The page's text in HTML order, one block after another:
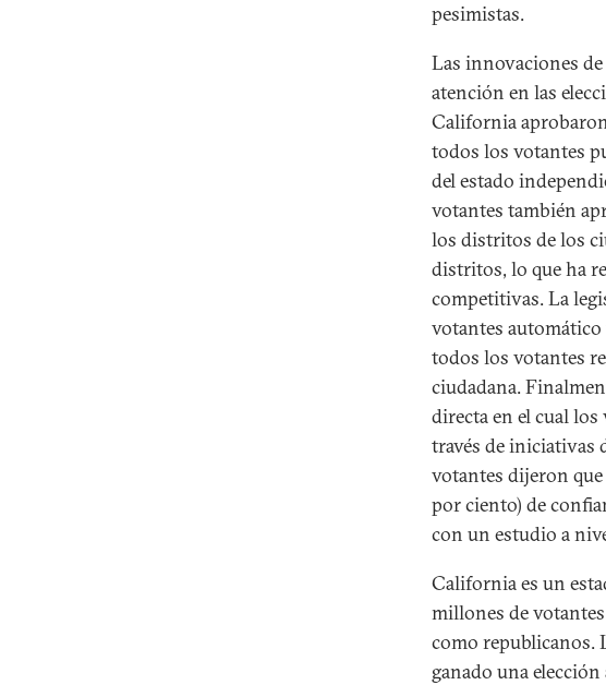
pesimistas.
Las innovaciones
atención en las
California
todos los votantes
del estado
votantes también
los distritos de los
distritos, lo que ha
competitivas. La
votantes automático
todos los votantes
ciudadana.
directa en el cual
través de iniciativas
votantes dijeron que
por ciento) de
con un estudio a
California es un
millones de
como republicanos.
ganado una